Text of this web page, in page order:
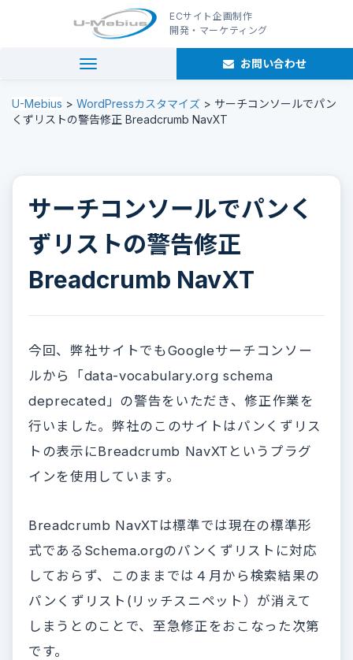
ECサイト企画制作
開発・マーケティング
navigation お問い合わせ
U-Mebius > WordPressカスタマイズ > サーチコンソールでパン
くずリストの警告修正 Breadcrumb NavXT
サーチコンソールでパンく
ずリストの警告修正
Breadcrumb NavXT
今回、弊社サイトでもGoogleサーチコンソー
ルから「data-vocabulary.org schema
deprecated」の警告をいただき、修正作業を
行いました。弊社のこのサイトはパンくずリス
トの表示にBreadcrumb NavXTというプラグ
インを使用しています。
Breadcrumb NavXTは標準では現在の標準形
式であるSchema.orgのパンくずリストに対応
しておらず、このままでは４月から検索結果の
パンくずリスト(リッチスニペット）が消えて
しまうとのことで、至急修正をおこなった次第
です。